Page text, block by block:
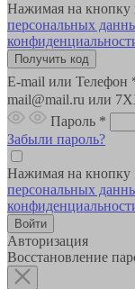
Нажимая на кнопку
персональных
E-mail или Телефон
mail@mail.ru или
Пароль *
Забыли пароль?
Нажимая на кнопку
персональных
Авторизация
Восстановление